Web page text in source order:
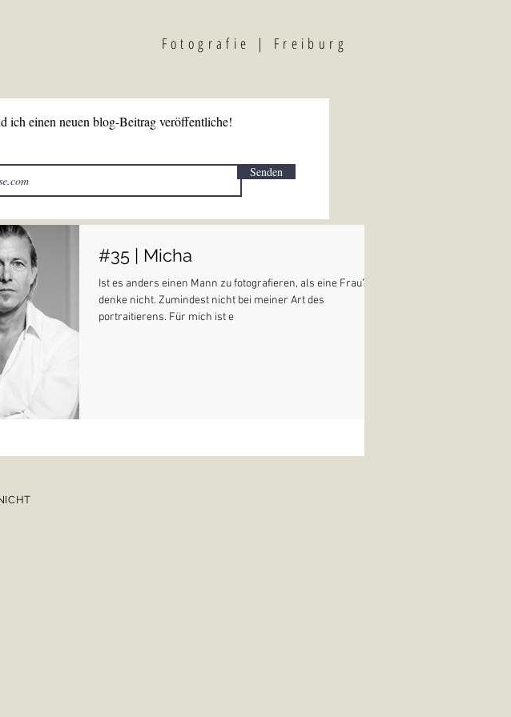
F otografie | Freiburg
ich einen neuen blog-Beitrag veröffentliche!
Senden
#35 | Micha
Ist es anders einen Mann zu fotografieren, als eine Frau? Ich
denke nicht. Zumindest nicht bei meiner Art des
portraitierens. Für mich ist e